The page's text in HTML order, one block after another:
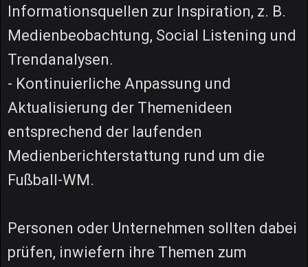
Informationsquellen zur Inspiration, z. B.
Medienbeobachtung, Social Listening und
Trendanalysen.
- Kontinuierliche Anpassung und
Aktualisierung der Themenideen
entsprechend der laufenden
Medienberichterstattung rund um die
Fußball-WM.
Personen oder Unternehmen sollten dabei
prüfen, inwiefern ihre Themen zum